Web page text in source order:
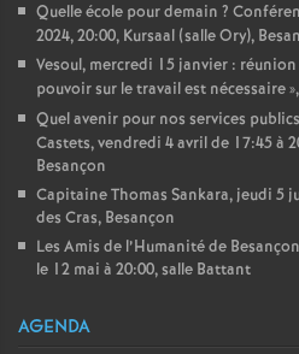
Quelle école pour demain ?
2024, 20:00, Kursaal (salle Ory),
Vesoul, mercredi 15 janvier :
pouvoir sur le travail est nécessaire
Quel avenir pour nos services publics
Castets, vendredi 4 avril de 17:45 à
Besançon
Capitaine Thomas Sankara, jeudi 5
des Cras, Besançon
Les Amis de l’Humanité de
le 12 mai à 20:00, salle Battant
AGENDA